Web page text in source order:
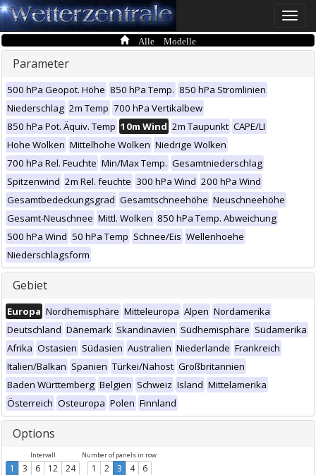
Toggle
Alle Modelle
Parameter
500 hPa Geopot. Höhe 850 hPa Temp. 850 hPa Stromlinien
Niederschlag 2m Temp 700 hPa Vertikalbew
850 hPa Pot. Äquiv. Temp 10m Wind 2m Taupunkt CAPE/LI
Hohe Wolken Mittelhohe Wolken Niedrige Wolken
700 hPa Rel. Feuchte Min/Max Temp. Gesamtniederschlag
Spitzenwind 2m Rel. feuchte 300 hPa Wind 200 hPa Wind
Gesamtbedeckungsgrad Gesamtschneehöhe Neuschneehöhe
Gesamt-Neuschnee Mittl. Wolken 850 hPa Temp. Abweichung
500 hPa Wind 50 hPa Temp Schnee/Eis Wellenhoehe
Niederschlagsform
Gebiet
Europa Nordhemisphäre Mitteleuropa Alpen Nordamerika
Deutschland Dänemark Skandinavien Südhemisphäre Südamerika
Afrika Ostasien Südasien Australien Niederlande Frankreich
Italien/Balkan Spanien Türkei/Nahost Großbritannien
Baden Württemberg Belgien Schweiz Island Mittelamerika
Österreich Osteuropa Polen Finnland
Options
Intervall
1 3 6 12 24
Number of panels in row
1 2 3 4 6